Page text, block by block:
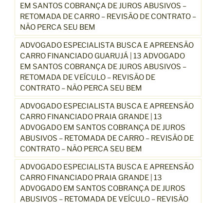
EM SANTOS COBRANÇA DE JUROS ABUSIVOS –
RETOMADA DE CARRO – REVISÃO DE CONTRATO –
NÃO PERCA SEU BEM
ADVOGADO ESPECIALISTA BUSCA E APREENSÃO
CARRO FINANCIADO GUARUJÁ | 13 ADVOGADO
EM SANTOS COBRANÇA DE JUROS ABUSIVOS –
RETOMADA DE VEÍCULO – REVISÃO DE
CONTRATO – NÃO PERCA SEU BEM
ADVOGADO ESPECIALISTA BUSCA E APREENSÃO
CARRO FINANCIADO PRAIA GRANDE | 13
ADVOGADO EM SANTOS COBRANÇA DE JUROS
ABUSIVOS – RETOMADA DE CARRO – REVISÃO DE
CONTRATO – NÃO PERCA SEU BEM
ADVOGADO ESPECIALISTA BUSCA E APREENSÃO
CARRO FINANCIADO PRAIA GRANDE | 13
ADVOGADO EM SANTOS COBRANÇA DE JUROS
ABUSIVOS – RETOMADA DE VEÍCULO – REVISÃO